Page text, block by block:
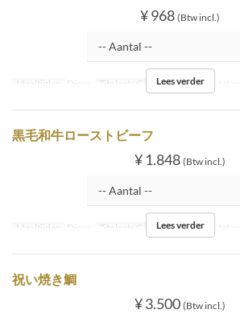
¥ 968 (Btw incl.)
Maaltijden Diner Zitplaats Categorie Inside
Lees verder
黒毛和牛ローストビーフ
¥ 1.848 (Btw incl.)
Maaltijden Diner Zitplaats Categorie Inside
Lees verder
祝い焼き鯛
¥ 3.500 (Btw incl.)